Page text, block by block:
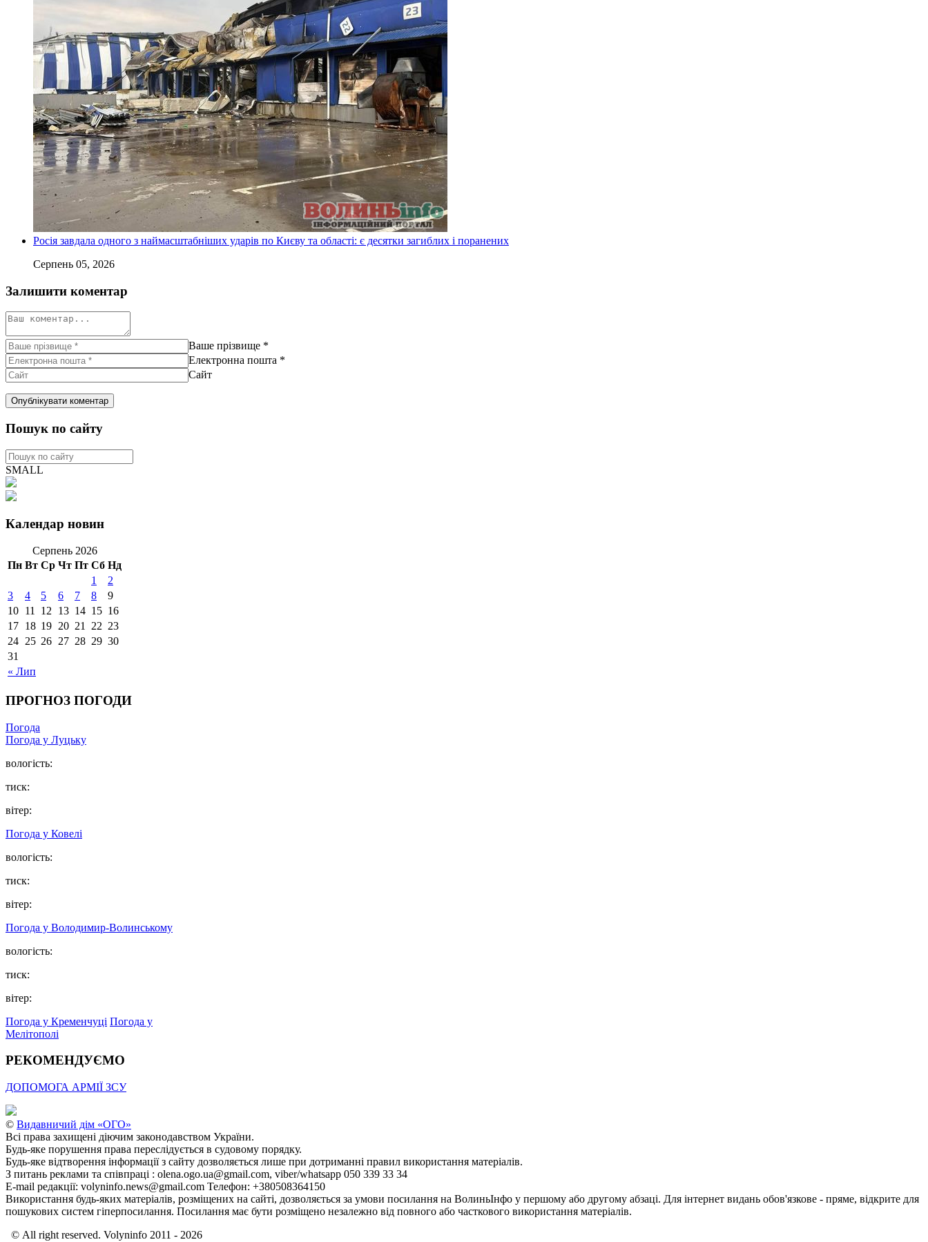
Росія завдала одного з наймасштабніших ударів по Києву та області: є десятки загиблих і поранених
Серпень 05, 2026
Залишити коментар
Ваше прізвище *
Електронна пошта *
Сайт
Пошук по сайту
SMALL
Календар новин
Серпень 2026
Пн Вт Ср Чт Пт Сб Нд
« Лип
1
2
3
4 5 6 7 8
9
10 11 12 13 14 15 16
17 18 19 20 21 22 23
24 25 26 27 28 29 30
31
ПРОГНОЗ ПОГОДИ
Погода
Погода у Луцьку
вологість:
тиск:
вітер:
Погода у Ковелі
вологість:
тиск:
вітер:
Погода у Володимир-Волинському
вологість:
тиск:
вітер:
Погода у Кременчуці Погода у
Мелітополі
РЕКОМЕНДУЄМО
ДОПОМОГА АРМІЇ ЗСУ
© Видавничий дім «ОГО»
Всі права захищені діючим законодавством України.
Будь-яке порушення права переслідується в судовому порядку.
Будь-яке відтворення інформації з сайту дозволяється лише при дотриманні правил використання матеріалів.
З питань реклами та співпраці : olena.ogo.ua@gmail.com, viber/whatsapp 050 339 33 34
E-mail редакції: volyninfo.news@gmail.com Телефон: +380508364150
Використання будь-яких матеріалів, розміщених на сайті, дозволяється за умови посилання на ВолиньІнфо у першому або другому абзаці. Для інтернет видань обов'язкове - пряме, відкрите для
пошукових систем гіперпосилання. Посилання має бути розміщено незалежно від повного або часткового використання матеріалів.
© All right reserved. Volyninfo 2011 - 2026